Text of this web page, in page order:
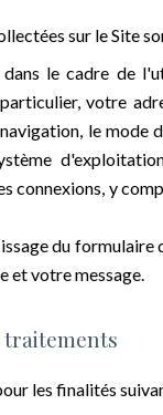
sur le Site
le cadre de
votre
le mode
connexions, y
du formulaire
et votre message.
traitements
les finalités